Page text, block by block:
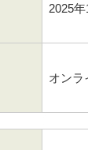
2025
オンラ